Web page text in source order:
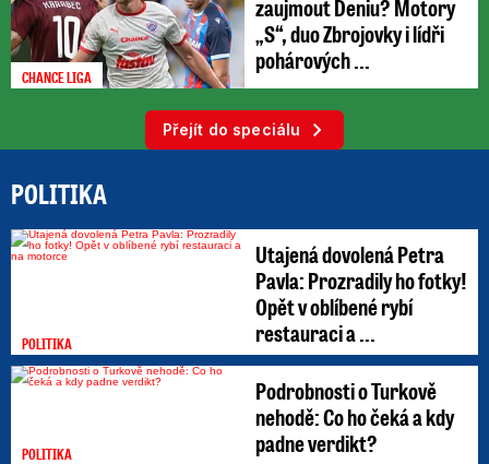
CHANCE LIGA
zaujmout Deniu? Motory
„S“, duo Zbrojovky i lídři
pohárových ...
Přejít do speciálu
POLITIKA
POLITIKA
Utajená dovolená Petra
Pavla: Prozradily ho fotky!
Opět v oblíbené rybí
restauraci a ...
POLITIKA
Podrobnosti o Turkově
nehodě: Co ho čeká a kdy
padne verdikt?